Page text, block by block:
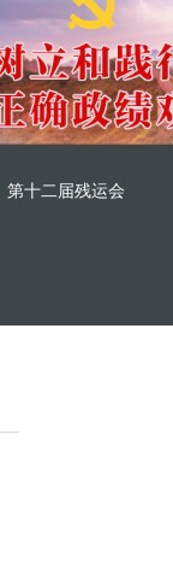
第十二届残运会